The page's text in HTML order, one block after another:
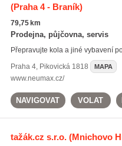
(Praha 4 - Braník)
79,75 km
Prodejna, půjčovna, servis
Přepravujte kola a jiné vybavení
Praha 4, Pikovická 1818 MAPA
www.neumax.cz/
NAVIGOVAT VOLAT
tažák.cz s.r.o.(Mnichovo